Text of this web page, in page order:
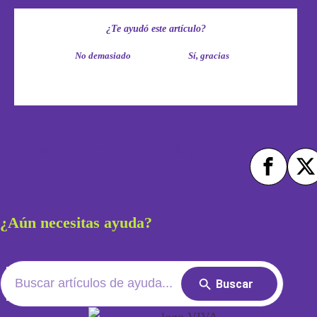
¿Te ayudó este artículo?
No demasiado Sí, gracias
¿Aún necesitas ayuda?
Search
for:
Search
Button